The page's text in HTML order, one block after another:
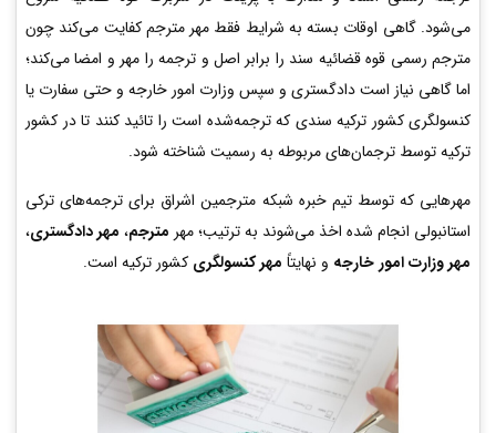
می‌شود. گاهی اوقات بسته به شرایط فقط مهر مترجم کفایت می‌کند چون
مترجم رسمی قوه قضائیه سند را برابر اصل و ترجمه را مهر و امضا می‌کند؛
اما گاهی نیاز است دادگستری و سپس وزارت امور خارجه و حتی سفارت یا
کنسولگری کشور ترکیه سندی که ترجمه‌شده است را تائید کنند تا در کشور
ترکیه توسط ترجمان‌های مربوطه به رسمیت شناخته شود.
مهرهایی که توسط تیم خبره شبکه مترجمین اشراق برای ترجمه‌های ترکی
استانبولی انجام شده اخذ می‌شوند به ترتیب؛ مهر مترجم، مهر دادگستری،
مهر وزارت امور خارجه و نهایتاً مهر کنسولگری کشور ترکیه است.